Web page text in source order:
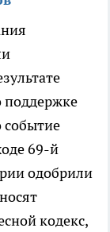
поддержке
событие
69-й
одобрили
кодекс,